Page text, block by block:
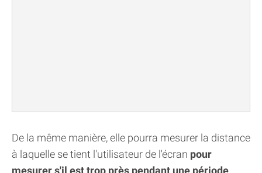
De la même manière, elle pourra mesurer la distance
à laquelle se tient l'utilisateur de l'écran pour
mesurer s'il est trop près pendant une période